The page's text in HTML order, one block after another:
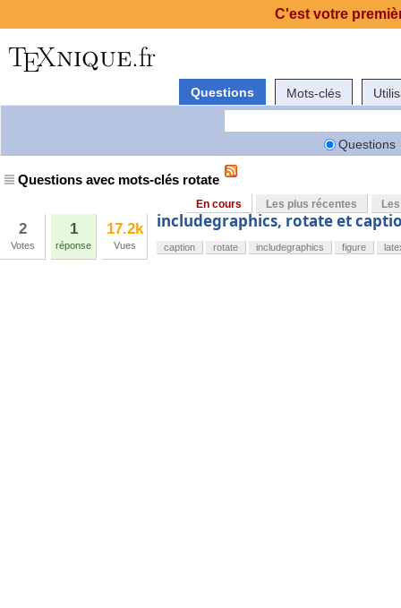
Questions Mots-clés
Questions
Questions avec mots-clés rotate
En cours Les plus récentes
2
Votes
1
réponse
17.2k
Vues
includegraphics, rotate et
caption rotate includegraphics figure
C'est votre